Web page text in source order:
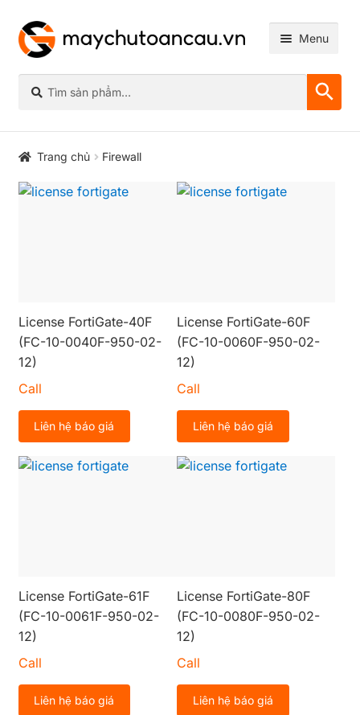
Đi
đến
hướng
Chuyển
đến
dung
kiếm:
Menu
Server
menu
Máy tính bộ
Mở
Phần mềm
Dịch vụ giải pháp
Trang chủ Firewall
License FortiGate-40F
(FC-10-0040F-950-02-
12)
Call
Liên hệ báo giá
License FortiGate-60F
(FC-10-0060F-950-02-
12)
Call
Liên hệ báo giá
License FortiGate-61F
(FC-10-0061F-950-02-
12)
Call
Liên hệ báo giá
License FortiGate-80F
(FC-10-0080F-950-02-
12)
Call
Liên hệ báo giá